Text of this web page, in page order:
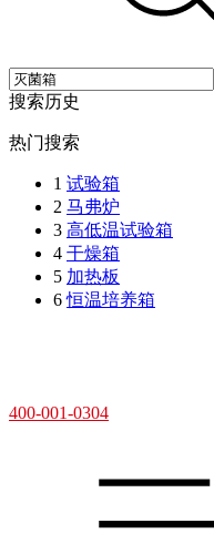
搜索历史
热门搜索
1 试验箱
2 马弗炉
3 高低温试验箱
4 干燥箱
5 加热板
6 恒温培养箱
400-001-0304